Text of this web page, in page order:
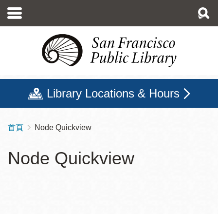
至
Library Locations & Hours
導
連
首頁 Node Quickview
Node Quickview